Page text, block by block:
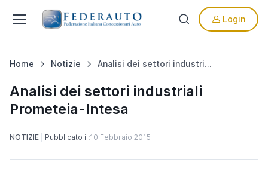
Login
Home Notizie Analisi dei settori industriali Prometeia-Intesa
Analisi dei settori industriali
Prometeia-Intesa
NOTIZIE Pubblicato il:10 Febbraio 2015